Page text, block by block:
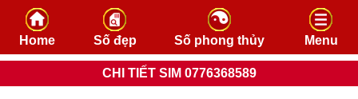
Skip to content
Home Số đẹp Số phong thủy Menu
CHI TIẾT SIM 0776368589